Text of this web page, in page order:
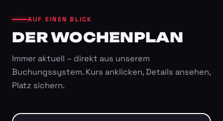
AUF EINEN BLICK
DER WOCHENPLAN
Immer aktuell – direkt aus unserem
Buchungssystem. Kurs anklicken, Details ansehen,
Platz sichern.